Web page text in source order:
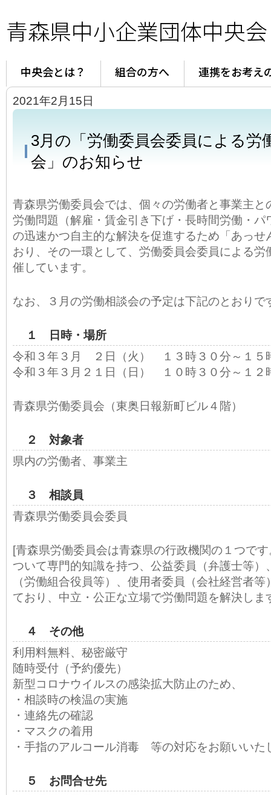
青森県中小企業団体中央会
中央会とは？ 組合の方へ 連携をお考え
2021年2月15日
3月の「労働委員会委員による労
会」のお知らせ
青森県労働委員会では、個々の労働者と事業主と
労働問題（解雇・賃金引き下げ・長時間労働・パ
の迅速かつ自主的な解決を促進するため「あっせ
おり、その一環として、労働委員会委員による労
催しています。
なお、３月の労働相談会の予定は下記のとおりで
１ 日時・場所
令和３年３月 ２日（火） １３時３０分～１５
令和３年３月２１日（日） １０時３０分～１２
青森県労働委員会（東奥日報新町ビル４階）
２ 対象者
県内の労働者、事業主
３ 相談員
青森県労働委員会委員
[青森県労働委員会は青森県の行政機関の１つで
ついて専門的知識を持つ、公益委員（弁護士等）
（労働組合役員等）、使用者委員（会社経営者等
ており、中立・公正な立場で労働問題を解決しま
４ その他
利用料無料、秘密厳守
随時受付（予約優先）
新型コロナウイルスの感染拡大防止のため、
・相談時の検温の実施
・連絡先の確認
・マスクの着用
・手指のアルコール消毒 等の対応をお願いいた
５ お問合せ先